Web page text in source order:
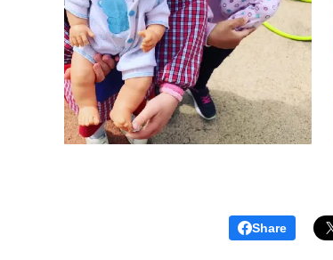
Share